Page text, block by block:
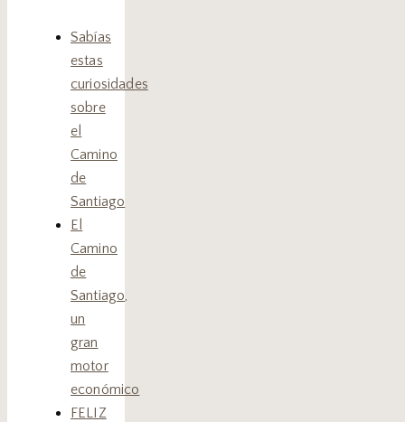
Sabías
estas
curiosidades
sobre
el
Camino
de
Santiago
El
Camino
de
Santiago,
un
gran
motor
económico
FELIZ